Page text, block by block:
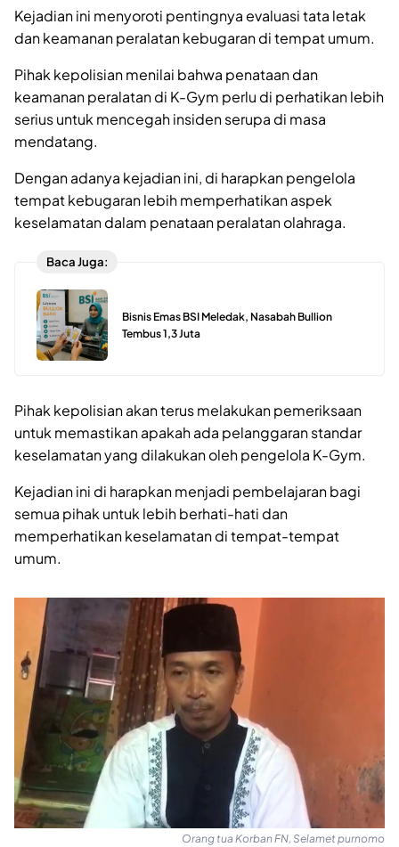
Kejadian ini menyoroti pentingnya evaluasi tata letak
dan keamanan peralatan kebugaran di tempat umum.
Pihak kepolisian menilai bahwa penataan dan
keamanan peralatan di K-Gym perlu di perhatikan lebih
serius untuk mencegah insiden serupa di masa
mendatang.
Dengan adanya kejadian ini, di harapkan pengelola
tempat kebugaran lebih memperhatikan aspek
keselamatan dalam penataan peralatan olahraga.
Baca Juga:
Bisnis Emas BSI Meledak, Nasabah Bullion
Tembus 1,3 Juta
Pihak kepolisian akan terus melakukan pemeriksaan
untuk memastikan apakah ada pelanggaran standar
keselamatan yang dilakukan oleh pengelola K-Gym.
Kejadian ini di harapkan menjadi pembelajaran bagi
semua pihak untuk lebih berhati-hati dan
memperhatikan keselamatan di tempat-tempat
umum.
Orang tua Korban FN, Selamet purnomo